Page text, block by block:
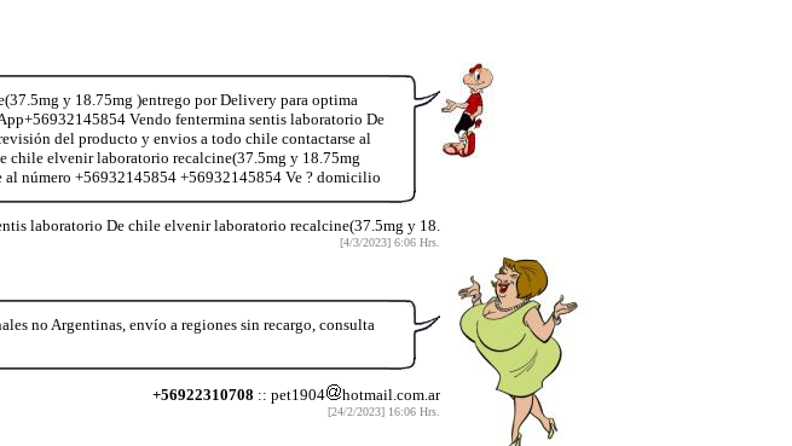
y 18.75mg )entrego por Delivery para optima
Vendo fentermina sentis laboratorio De
del producto y envios a todo chile contactarse al
chile elvenir laboratorio recalcine(37.5mg y 18.75mg
número +56932145854 +56932145854 Ve ? domicilio
laboratorio De chile elvenir laboratorio recalcine(37.5mg y 18.
[4/3/2023] 6:06 Hrs.
no Argentinas, envío a regiones sin recargo, consulta
+56922310708 :: pet1904 hotmail.com.ar
[24/2/2023] 16:06 Hrs.